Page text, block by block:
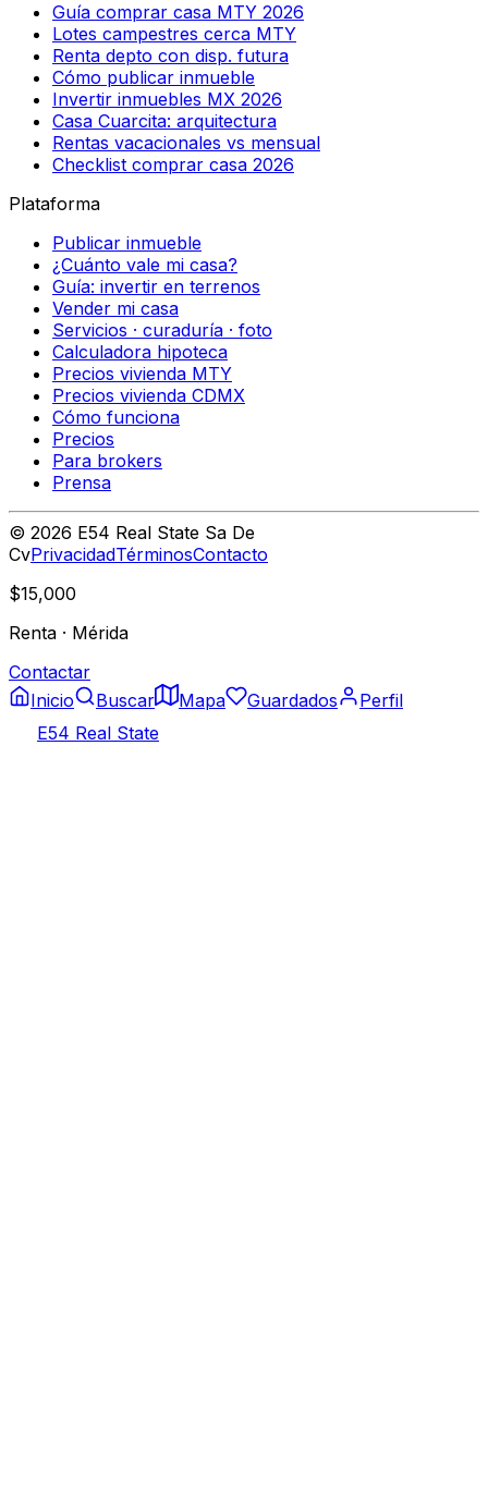
Guía comprar casa MTY 2026
Lotes campestres cerca MTY
Renta depto con disp. futura
Cómo publicar inmueble
Invertir inmuebles MX 2026
Casa Cuarcita: arquitectura
Rentas vacacionales vs mensual
Checklist comprar casa 2026
Plataforma
Publicar inmueble
¿Cuánto vale mi casa?
Guía: invertir en terrenos
Vender mi casa
Servicios · curaduría · foto
Calculadora hipoteca
Precios vivienda MTY
Precios vivienda CDMX
Cómo funciona
Precios
Para brokers
Prensa
© 2026 E54 Real State Sa De
CvPrivacidadTérminosContacto
$15,000
Renta · Mérida
Contactar
Inicio
Buscar Mapa Guardados
Perfil
E54 Real State